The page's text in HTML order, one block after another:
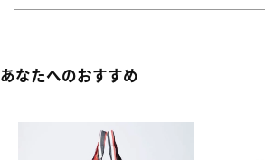
あなたへのおすすめ